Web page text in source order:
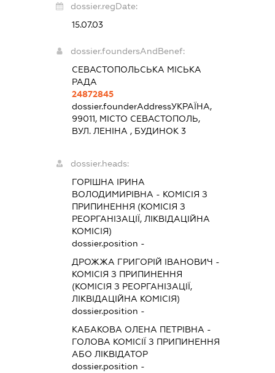
dossier.regDate:
15.07.03
dossier.foundersAndBenef:
СЕВАСТОПОЛЬСЬКА МІСЬКА
РАДА
24872845
dossier.founderAddressУКРАЇНА,
99011, МІСТО СЕВАСТОПОЛЬ,
ВУЛ. ЛЕНІНА , БУДИНОК 3
dossier.heads:
ГОРІШНА ІРИНА
ВОЛОДИМИРІВНА - КОМІСІЯ З
ПРИПИНЕННЯ (КОМІСІЯ З
РЕОРГАНІЗАЦІЇ, ЛІКВІДАЦІЙНА
КОМІСІЯ)
dossier.position -
ДРОЖЖА ГРИГОРІЙ ІВАНОВИЧ -
КОМІСІЯ З ПРИПИНЕННЯ
(КОМІСІЯ З РЕОРГАНІЗАЦІЇ,
ЛІКВІДАЦІЙНА КОМІСІЯ)
dossier.position -
КАБАКОВА ОЛЕНА ПЕТРІВНА -
ГОЛОВА КОМІСІЇ З ПРИПИНЕННЯ
АБО ЛІКВІДАТОР
dossier.position -